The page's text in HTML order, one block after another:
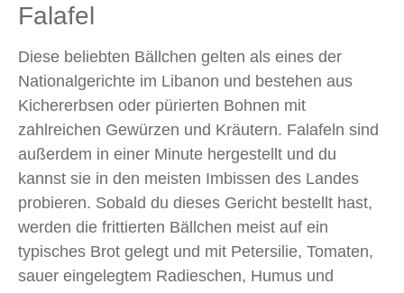
Falafel
Diese beliebten Bällchen gelten als eines der
Nationalgerichte im Libanon und bestehen aus
Kichererbsen oder pürierten Bohnen mit
zahlreichen Gewürzen und Kräutern. Falafeln sind
außerdem in einer Minute hergestellt und du
kannst sie in den meisten Imbissen des Landes
probieren. Sobald du dieses Gericht bestellt hast,
werden die frittierten Bällchen meist auf ein
typisches Brot gelegt und mit Petersilie, Tomaten,
sauer eingelegtem Radieschen, Humus und